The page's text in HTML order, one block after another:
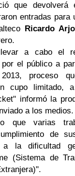
que
entradas para
Ricardo
a cabo el
por el público a
proceso
cupo limitado,
informó la
a los medios.
que varias
de
a la dificultad
(Sistema de